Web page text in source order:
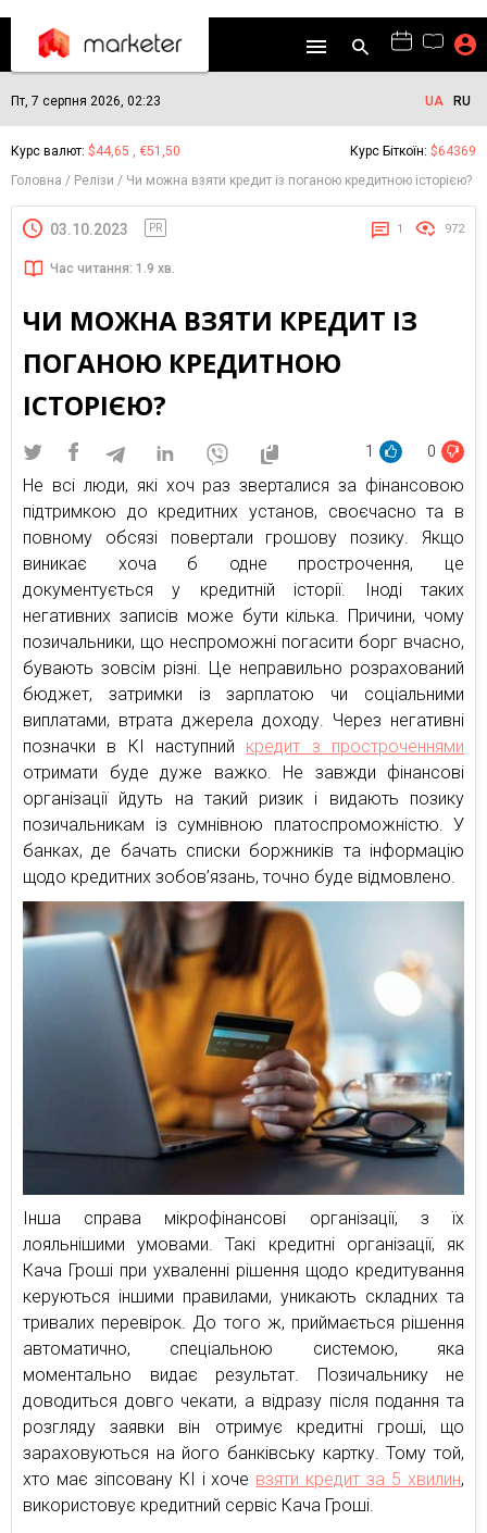
Пт, 7 серпня 2026, 02:23 UA RU
Курс валют: $44,65 , €51,50 Курс Біткоїн: $64369
Головна
Релізи Чи можна взяти кредит із поганою кредитною історією?
03.10.2023 PR 1 972
Час читання: 1.9 хв.
ЧИ МОЖНА ВЗЯТИ КРЕДИТ ІЗ
ПОГАНОЮ КРЕДИТНОЮ
ІСТОРІЄЮ?
1 0
Не всі люди, які хоч раз зверталися за фінансовою
підтримкою до кредитних установ, своєчасно та в
повному обсязі повертали грошову позику. Якщо
виникає хоча б одне прострочення, це
документується у кредитній історії. Іноді таких
негативних записів може бути кілька. Причини, чому
позичальники, що неспроможні погасити борг вчасно,
бувають зовсім різні. Це неправильно розрахований
бюджет, затримки із зарплатою чи соціальними
виплатами, втрата джерела доходу. Через негативні
позначки в КІ наступний кредит з простроченнями
отримати буде дуже важко. Не завжди фінансові
організації йдуть на такий ризик і видають позику
позичальникам із сумнівною платоспроможністю. У
банках, де бачать списки боржників та інформацію
щодо кредитних зобов’язань, точно буде відмовлено.
Інша справа мікрофінансові організації, з їх
лояльнішими умовами. Такі кредитні організації, як
Кача Гроші при ухваленні рішення щодо кредитування
керуються іншими правилами, уникають складних та
тривалих перевірок. До того ж, приймається рішення
автоматично, спеціальною системою, яка
моментально видає результат. Позичальнику не
доводиться довго чекати, а відразу після подання та
розгляду заявки він отримує кредитні гроші, що
зараховуються на його банківську картку. Тому той,
хто має зіпсовану КІ і хоче взяти кредит за 5 хвилин,
використовує кредитний сервіс Кача Гроші.